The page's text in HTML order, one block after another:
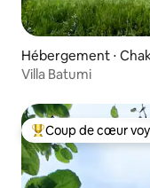
Hébergement ⋅
Villa Batumi
Coups de cœur
Coup de cœur